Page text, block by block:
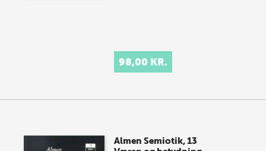
98,00 KR.
Almen Semiotik, 13